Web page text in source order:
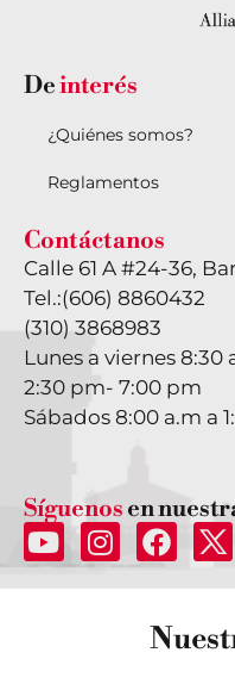
Deinterés
¿Quiénes somos?
Reglamentos
Contáctanos
Calle 61 A #24-36,
Tel.:(606) 8860432
(310) 3868983
Lunes a viernes 8:30
2:30 pm- 7:00 pm
Sábados 8:00 a.m a
Síguenos en